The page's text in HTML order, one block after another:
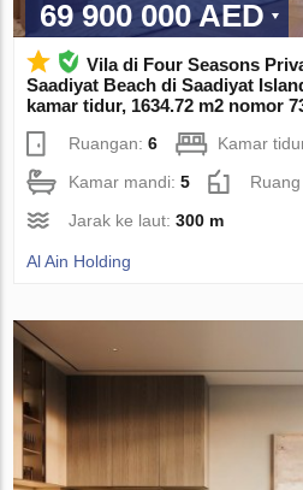
69 900 000 AED
Vila di Four Seasons
Saadiyat Beach di Saadiyat
kamar tidur, 1634.72 m2 nomor
Ruangan:6 Kamar
Kamar mandi:5
Jarak ke laut:300 m
Al Ain Holding